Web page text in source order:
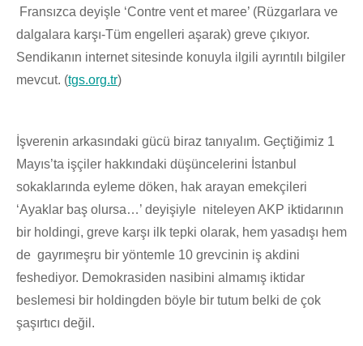
Fransızca deyişle ‘Contre vent et maree’ (Rüzgarlara ve
dalgalara karşı-Tüm engelleri aşarak) greve çıkıyor.
Sendikanın internet sitesinde konuyla ilgili ayrıntılı bilgiler
mevcut. (tgs.org.tr)
İşverenin arkasındaki gücü biraz tanıyalım. Geçtiğimiz 1
Mayıs’ta işçiler hakkındaki düşüncelerini İstanbul
sokaklarında eyleme döken, hak arayan emekçileri
‘Ayaklar baş olursa…’ deyişiyle niteleyen AKP iktidarının
bir holdingi, greve karşı ilk tepki olarak, hem yasadışı hem
de gayrımeşru bir yöntemle 10 grevcinin iş akdini
feshediyor. Demokrasiden nasibini almamış iktidar
beslemesi bir holdingden böyle bir tutum belki de çok
şaşırtıcı değil.